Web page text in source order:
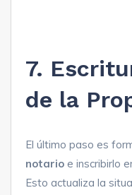
7.
de la
El último paso es
notario e inscribirlo
Esto actualiza la